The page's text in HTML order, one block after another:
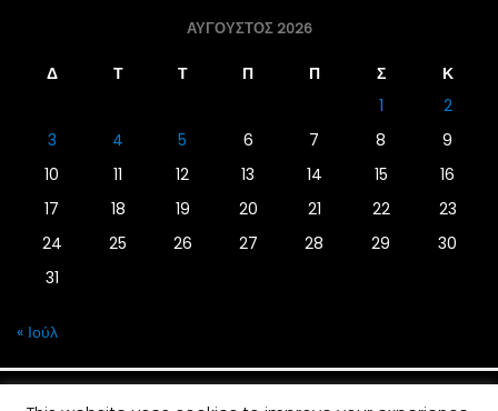
ΑΎΓΟΥΣΤΟΣ 2026
Δ Τ Τ Π Π Σ
Κ
1
2
3
4 5 6 7 8
9
10
11 12 13 14 15
16
17
18 19 20 21 22
23
24
25 26 27 28 29
30
31
« Ιούλ